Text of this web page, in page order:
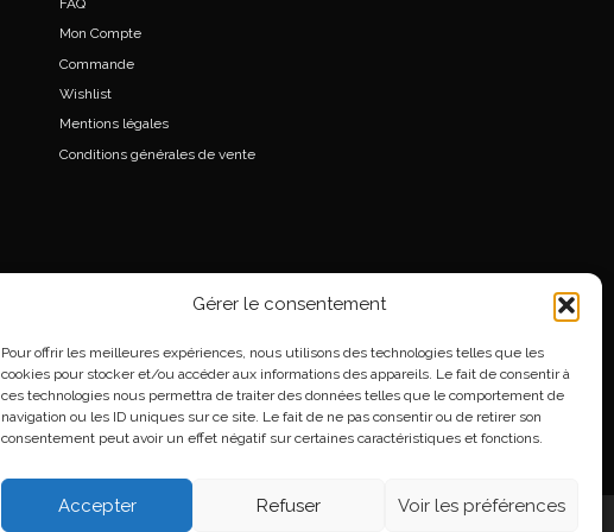
Gérer le consentement
Pour offrir les meilleures expériences, nous utilisons des technologies telles que les
cookies pour stocker et/ou accéder aux informations des appareils. Le fait de consentir à
ces technologies nous permettra de traiter des données telles que le comportement de
navigation ou les ID uniques sur ce site. Le fait de ne pas consentir ou de retirer son
consentement peut avoir un effet négatif sur certaines caractéristiques et fonctions.
Accepter Refuser Voir les préférences
FAQ
Mon Compte
Commande
Wishlist
Mentions légales
Conditions générales de vente